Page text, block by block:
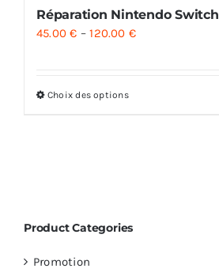
Réparation Nintendo Switch
45.00€ –120.00 €
Choix des options
Product Categories
Promotion